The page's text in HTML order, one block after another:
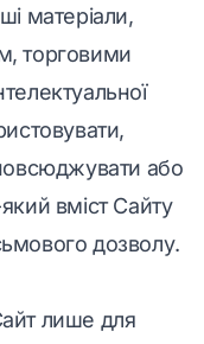
матеріали,
торговими
або
вміст Сайту
дозволу.
лише для